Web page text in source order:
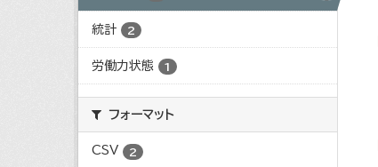
統計 2
労働力状態 1
フォーマット
CSV 2